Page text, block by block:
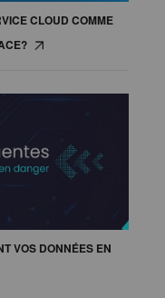
CLOUD COMME
VOS DONNÉES EN